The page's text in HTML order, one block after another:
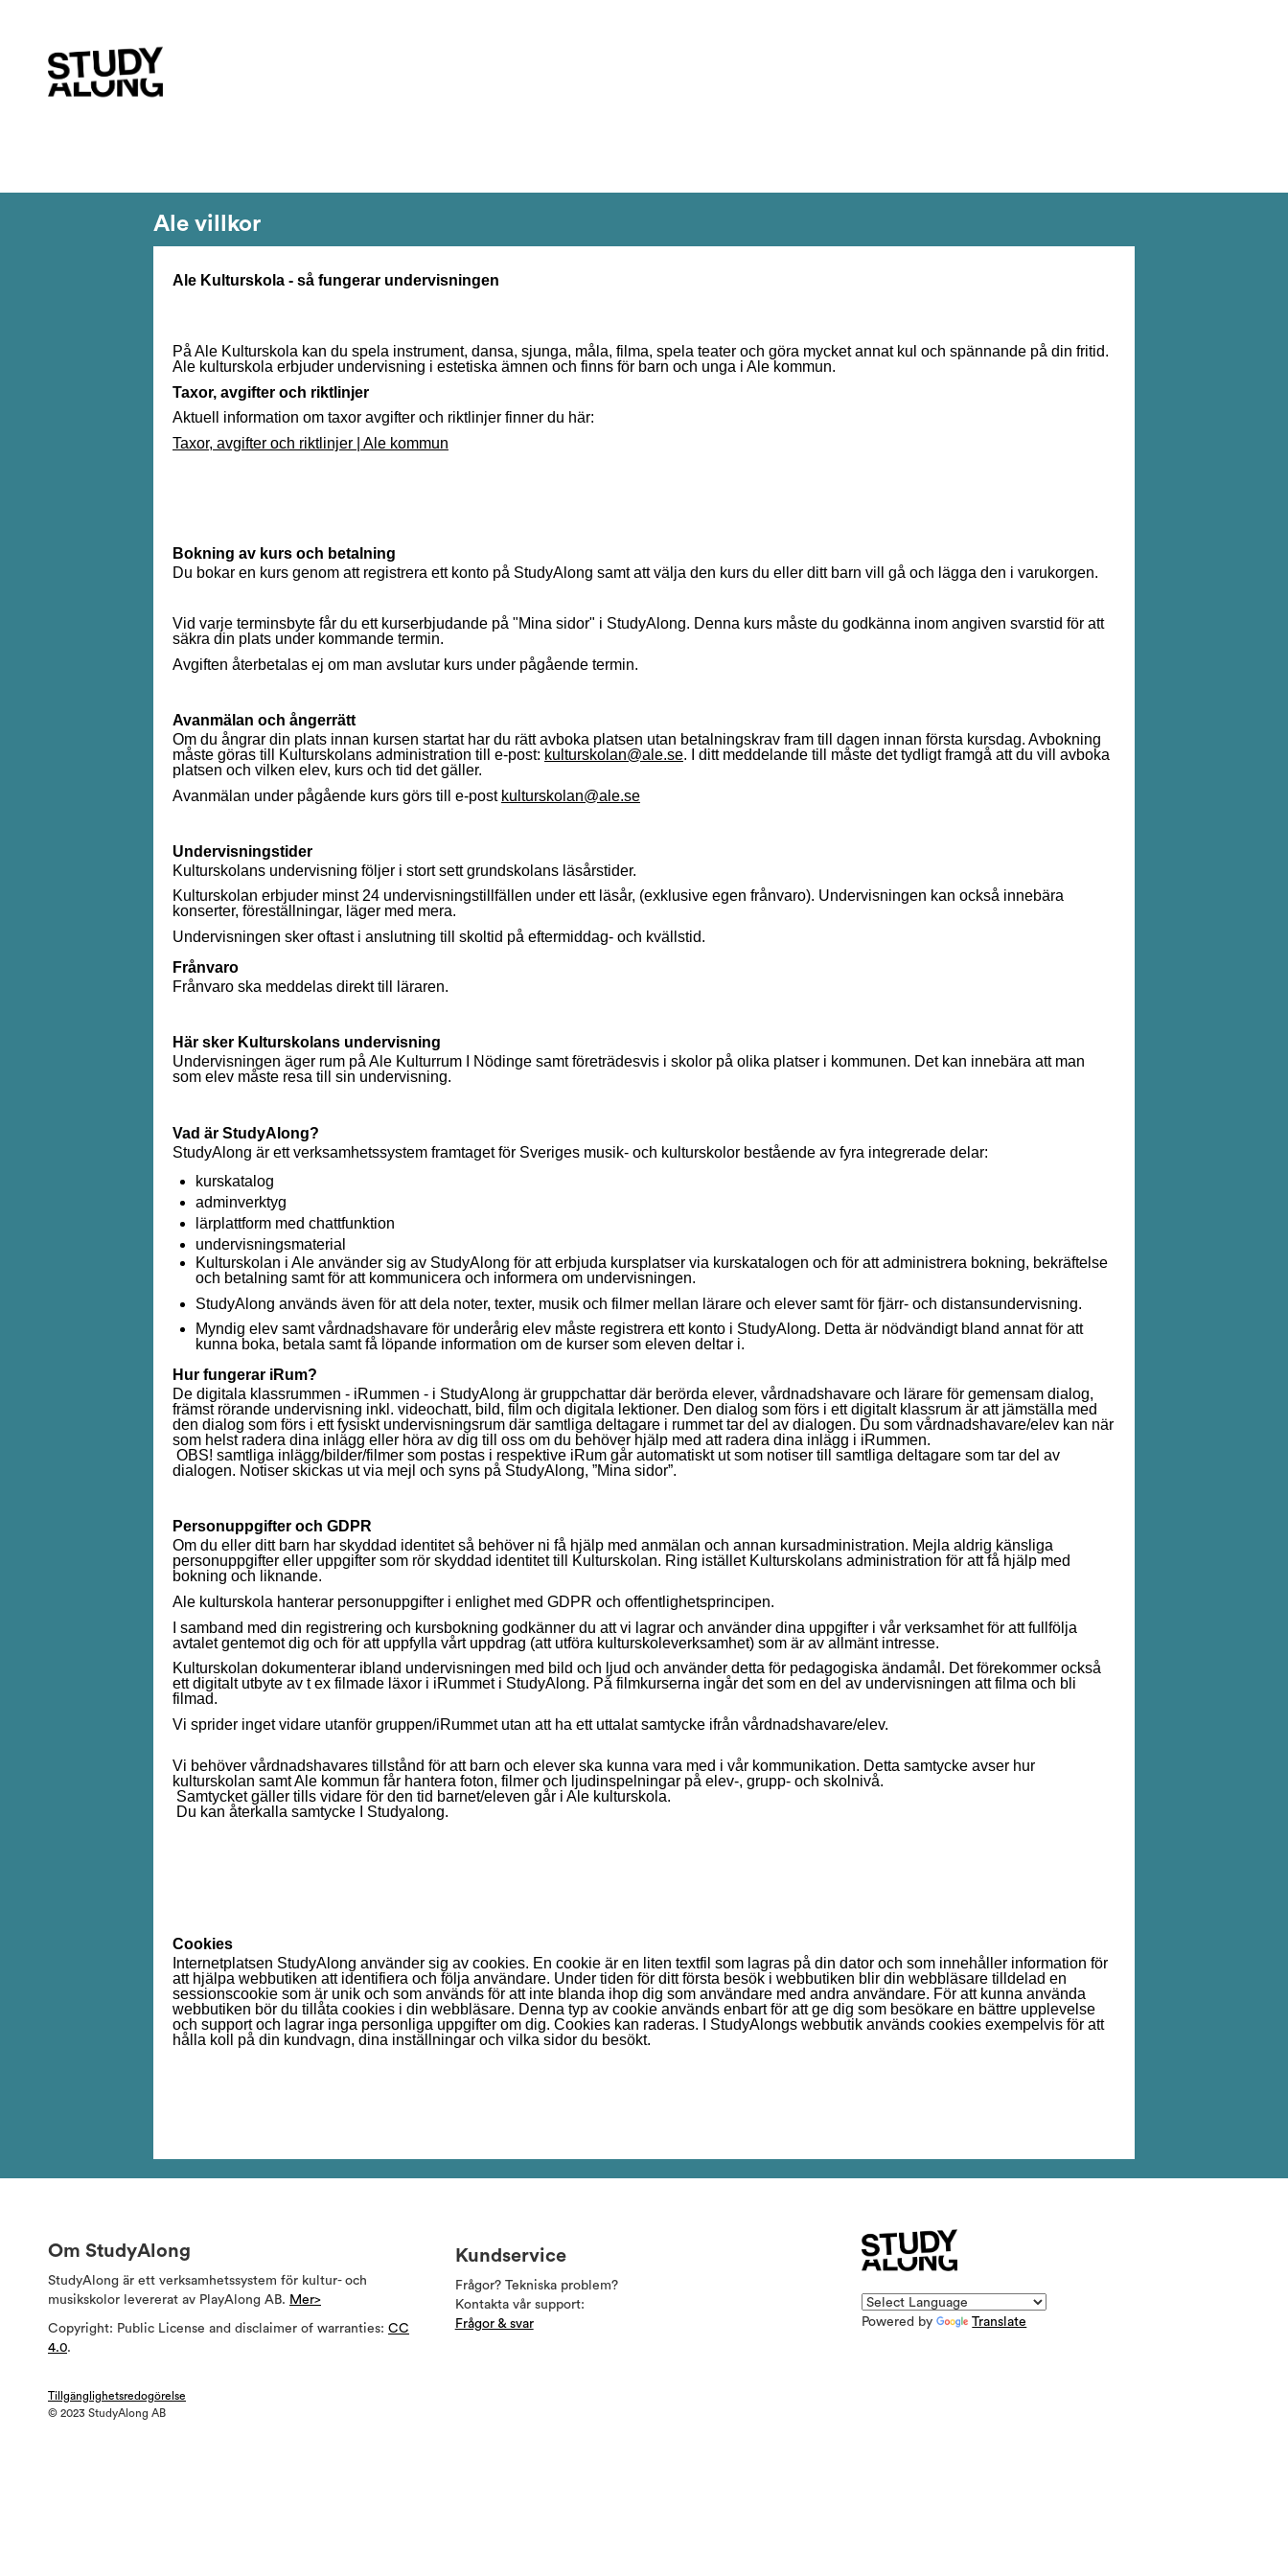
Ale villkor
Ale Kulturskola - så fungerar undervisningen
På Ale Kulturskola kan du spela instrument, dansa, sjunga, måla, filma, spela teater och göra mycket annat kul och spännande på din fritid.
Ale kulturskola erbjuder undervisning i estetiska ämnen och finns för barn och unga i Ale kommun.
Taxor, avgifter och riktlinjer
Aktuell information om taxor avgifter och riktlinjer finner du här:
Taxor, avgifter och riktlinjer | Ale kommun
Bokning av kurs och betalning
Du bokar en kurs genom att registrera ett konto på StudyAlong samt att välja den kurs du eller ditt barn vill gå och lägga den i varukorgen.
Vid varje terminsbyte får du ett kurserbjudande på "Mina sidor" i StudyAlong. Denna kurs måste du godkänna inom angiven svarstid för att
säkra din plats under kommande termin.
Avgiften återbetalas ej om man avslutar kurs under pågående termin.
Avanmälan och ångerrätt
Om du ångrar din plats innan kursen startat har du rätt avboka platsen utan betalningskrav fram till dagen innan första kursdag. Avbokning
måste göras till Kulturskolans administration till e-post: kulturskolan@ale.se. I ditt meddelande till måste det tydligt framgå att du vill avboka
platsen och vilken elev, kurs och tid det gäller.
Avanmälan under pågående kurs görs till e-post kulturskolan@ale.se
Undervisningstider
Kulturskolans undervisning följer i stort sett grundskolans läsårstider.
Kulturskolan erbjuder minst 24 undervisningstillfällen under ett läsår, (exklusive egen frånvaro). Undervisningen kan också innebära
konserter, föreställningar, läger med mera.
Undervisningen sker oftast i anslutning till skoltid på eftermiddag- och kvällstid.
Frånvaro
Frånvaro ska meddelas direkt till läraren.
Här sker Kulturskolans undervisning
Undervisningen äger rum på Ale Kulturrum I Nödinge samt företrädesvis i skolor på olika platser i kommunen. Det kan innebära att man
som elev måste resa till sin undervisning.
Vad är StudyAlong?
StudyAlong är ett verksamhetssystem framtaget för Sveriges musik- och kulturskolor bestående av fyra integrerade delar:
kurskatalog
adminverktyg
lärplattform med chattfunktion
undervisningsmaterial
Kulturskolan i Ale använder sig av StudyAlong för att erbjuda kursplatser via kurskatalogen och för att administrera bokning, bekräftelse
och betalning samt för att kommunicera och informera om undervisningen.
StudyAlong används även för att dela noter, texter, musik och filmer mellan lärare och elever samt för fjärr- och distansundervisning.
Myndig elev samt vårdnadshavare för underårig elev måste registrera ett konto i StudyAlong. Detta är nödvändigt bland annat för att
kunna boka, betala samt få löpande information om de kurser som eleven deltar i.
Hur fungerar iRum?
De digitala klassrummen - iRummen - i StudyAlong är gruppchattar där berörda elever, vårdnadshavare och lärare för gemensam dialog,
främst rörande undervisning inkl. videochatt, bild, film och digitala lektioner. Den dialog som förs i ett digitalt klassrum är att jämställa med
den dialog som förs i ett fysiskt undervisningsrum där samtliga deltagare i rummet tar del av dialogen. Du som vårdnadshavare/elev kan när
som helst radera dina inlägg eller höra av dig till oss om du behöver hjälp med att radera dina inlägg i iRummen.
OBS! samtliga inlägg/bilder/filmer som postas i respektive iRum går automatiskt ut som notiser till samtliga deltagare som tar del av
dialogen. Notiser skickas ut via mejl och syns på StudyAlong, ”Mina sidor”.
Personuppgifter och GDPR
Om du eller ditt barn har skyddad identitet så behöver ni få hjälp med anmälan och annan kursadministration. Mejla aldrig känsliga
personuppgifter eller uppgifter som rör skyddad identitet till Kulturskolan. Ring istället Kulturskolans administration för att få hjälp med
bokning och liknande.
Ale kulturskola hanterar personuppgifter i enlighet med GDPR och offentlighetsprincipen.
I samband med din registrering och kursbokning godkänner du att vi lagrar och använder dina uppgifter i vår verksamhet för att fullfölja
avtalet gentemot dig och för att uppfylla vårt uppdrag (att utföra kulturskoleverksamhet) som är av allmänt intresse.
Kulturskolan dokumenterar ibland undervisningen med bild och ljud och använder detta för pedagogiska ändamål. Det förekommer också
ett digitalt utbyte av t ex filmade läxor i iRummet i StudyAlong. På filmkurserna ingår det som en del av undervisningen att filma och bli
filmad.
Vi sprider inget vidare utanför gruppen/iRummet utan att ha ett uttalat samtycke ifrån vårdnadshavare/elev.
Vi behöver vårdnadshavares tillstånd för att barn och elever ska kunna vara med i vår kommunikation. Detta samtycke avser hur
kulturskolan samt Ale kommun får hantera foton, filmer och ljudinspelningar på elev-, grupp- och skolnivå.
Samtycket gäller tills vidare för den tid barnet/eleven går i Ale kulturskola.
Du kan återkalla samtycke I Studyalong.
Cookies
Internetplatsen StudyAlong använder sig av cookies. En cookie är en liten textfil som lagras på din dator och som innehåller information för
att hjälpa webbutiken att identifiera och följa användare. Under tiden för ditt första besök i webbutiken blir din webbläsare tilldelad en
sessionscookie som är unik och som används för att inte blanda ihop dig som användare med andra användare. För att kunna använda
webbutiken bör du tillåta cookies i din webbläsare. Denna typ av cookie används enbart för att ge dig som besökare en bättre upplevelse
och support och lagrar inga personliga uppgifter om dig. Cookies kan raderas. I StudyAlongs webbutik används cookies exempelvis för att
hålla koll på din kundvagn, dina inställningar och vilka sidor du besökt.
Om StudyAlong
StudyAlong är ett verksamhetssystem för kultur- och
musikskolor levererat av PlayAlong AB. Mer>
Copyright: Public License and disclaimer of warranties: CC
4.0.
Kundservice
Frågor? Tekniska problem?
Kontakta vår support:
Frågor & svar
Powered by Translate
Tillgänglighetsredogörelse
© 2023 StudyAlong AB